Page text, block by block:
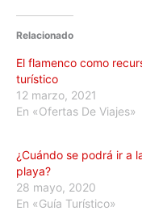
Relacionado
El flamenco como
turístico
12 marzo, 2021
En «Ofertas De Viajes»
¿Cuándo se podrá ir a
playa?
28 mayo, 2020
En «Guía Turístico»